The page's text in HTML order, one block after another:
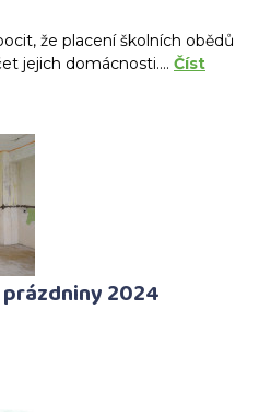
že placení školních obědů
jejich domácnosti.... Číst
2024